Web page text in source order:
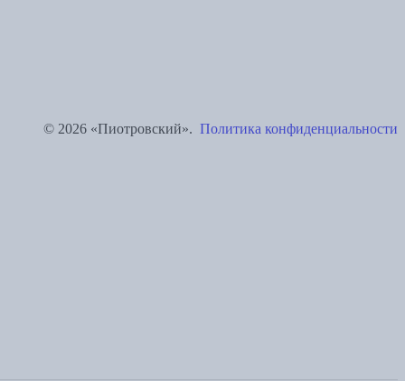
© 2026 «Пиотровский». Политика конфиденциальности